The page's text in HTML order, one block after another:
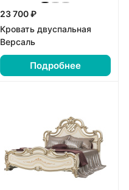
23 700 ₽
Кровать двуспальная
Версаль
Подробнее